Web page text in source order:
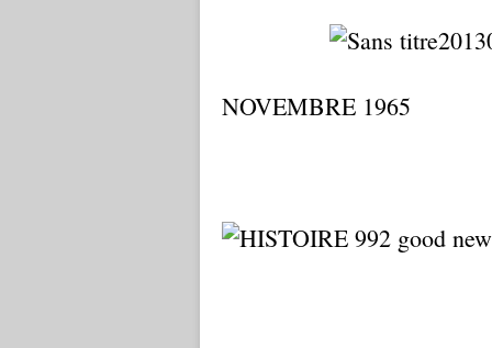
NOVEMBRE 1965